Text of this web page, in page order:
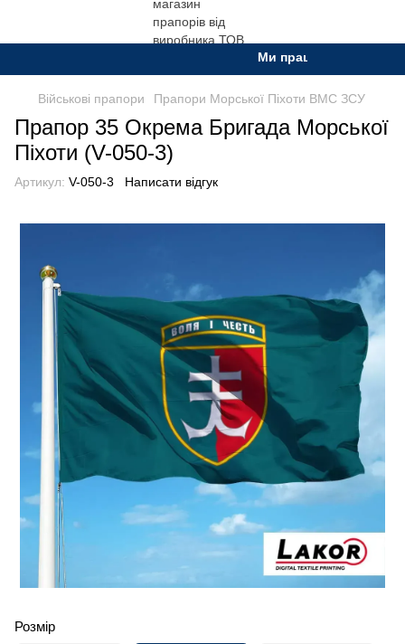
Ми працюємо. Все буде
Військові прапори Прапори Морської Піхоти ВМС ЗСУ
Прапор 35 Окрема Бригада Морської
Піхоти (V-050-3)
Артикул: V-050-3 Написати відгук
Розмір